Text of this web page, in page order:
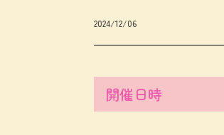
2024/12/06
開催日時